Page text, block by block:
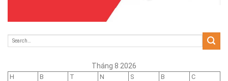
Tháng 8 2026
H B T N S B C